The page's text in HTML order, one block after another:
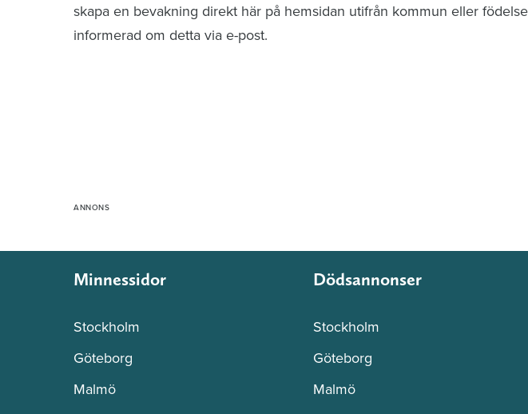
skapa en bevakning direkt här på hemsidan utifrån kommun eller
informerad om detta via e-post.
Minnessidor
Stockholm
Göteborg
Malmö
Dödsannonser
Stockholm
Göteborg
Malmö